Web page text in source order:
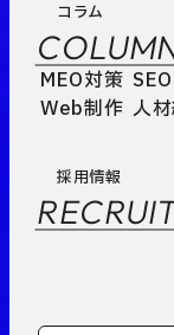
コラム
MEO対策
Web制作 人
採用情報